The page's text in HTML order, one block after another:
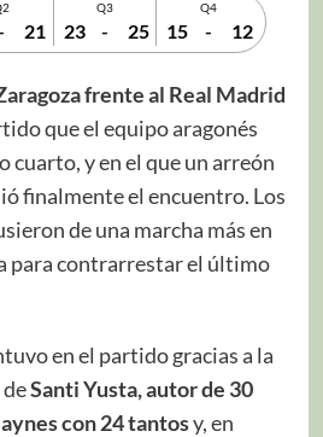
21
Q3
23 - 25
Q4
15 - 12
frente al Real Madrid
que el equipo aragonés
cuarto, y en el que un arreón
finalmente el encuentro. Los
de una marcha más en
para contrarrestar el último
en el partido gracias a la
Santi Yusta, autor de 30
con 24 tantosy, en